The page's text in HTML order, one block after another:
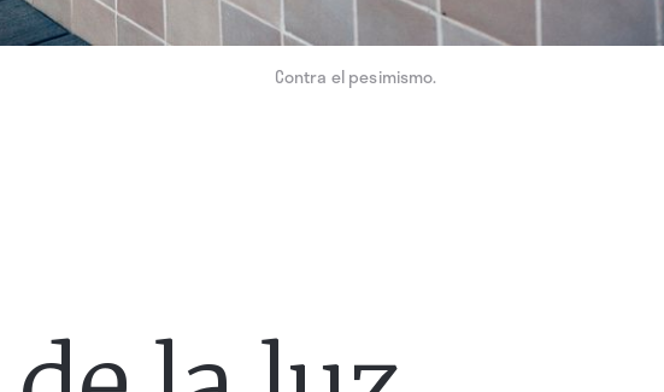
Contra el pesimismo.